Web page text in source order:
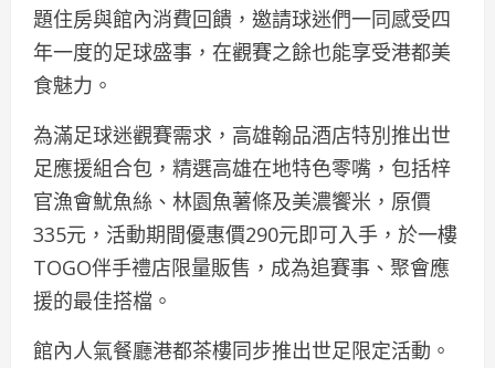
題住房與館內消費回饋，邀請球迷們一同感受四
年一度的足球盛事，在觀賽之餘也能享受港都美
食魅力。
為滿足球迷觀賽需求，高雄翰品酒店特別推出世
足應援組合包，精選高雄在地特色零嘴，包括梓
官漁會魷魚絲、林園魚薯條及美濃饗米，原價
335元，活動期間優惠價290元即可入手，於一樓
TOGO伴手禮店限量販售，成為追賽事、聚會應
援的最佳搭檔。
館內人氣餐廳港都茶樓同步推出世足限定活動。